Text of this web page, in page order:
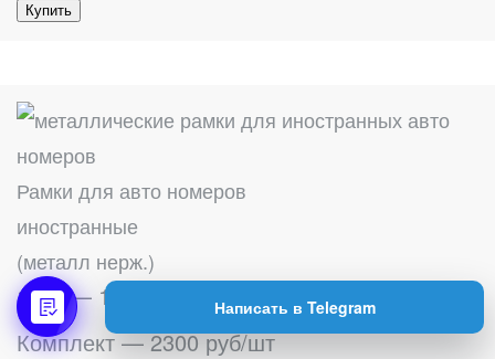
Написать в Telegram
Купить
Рамки для авто номеров
иностранные
(металл нерж.)
1 шт — 1200 руб/шт
Комплект — 2300 руб/шт